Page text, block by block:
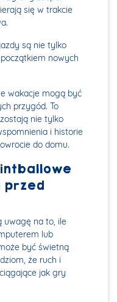
się w trakcie
są nie tylko
nowych
wakacje mogą być
przygód. To
nie tylko
i historie
do domu.
przed
uwagę na to, ile
lub
być świetną
że ruch i
jak gry